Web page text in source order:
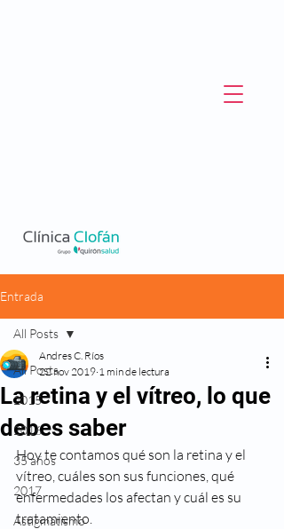
Entrada
All Posts
2015
2016
35 años
2017
Astigmatismo
All Posts
La retina y el vítreo, lo que
debes saber
Andres C. Ríos
22 nov 2019 1 min de lectura
Hoy te contamos qué son la retina y el
vítreo, cuáles son sus funciones, qué
enfermedades los afectan y cuál es su
tratamiento.